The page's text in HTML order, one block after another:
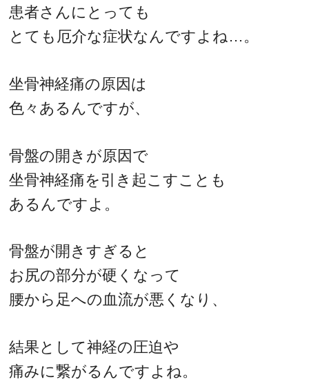
患者さんにとっても
とても厄介な症状なんですよね…。
坐骨神経痛の原因は
色々あるんですが、
骨盤の開きが原因で
坐骨神経痛を引き起こすことも
あるんですよ。
骨盤が開きすぎると
お尻の部分が硬くなって
腰から足への血流が悪くなり、
結果として神経の圧迫や
痛みに繋がるんですよね。